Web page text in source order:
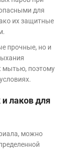
для
их защитные
прочные, но и
мытью, поэтому
лаков для
можно